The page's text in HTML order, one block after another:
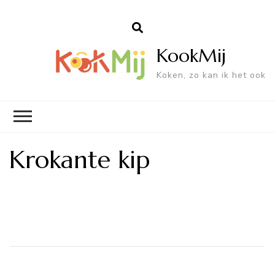
KookMij
Koken, zo kan ik het ook
Krokante kip